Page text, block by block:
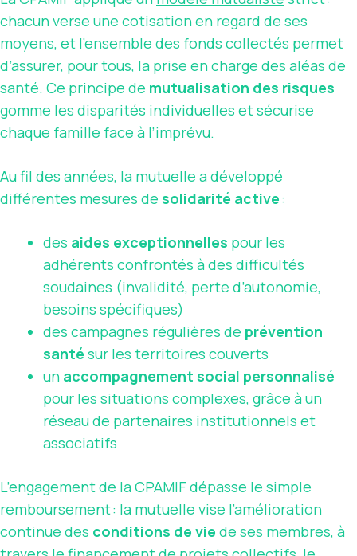
chacun verse une cotisation en regard de ses
moyens, et l’ensemble des fonds collectés permet
d’assurer, pour tous, la prise en charge des aléas de
santé. Ce principe de mutualisation des risques
gomme les disparités individuelles et sécurise
chaque famille face à l’imprévu.
Au fil des années, la mutuelle a développé
différentes mesures de solidarité active:
des aides exceptionnelles pour les
adhérents confrontés à des difficultés
soudaines (invalidité, perte d’autonomie,
besoins spécifiques)
des campagnes régulières de prévention
santé sur les territoires couverts
un accompagnement social personnalisé
pour les situations complexes, grâce à un
réseau de partenaires institutionnels et
associatifs
L’engagement de la CPAMIF dépasse le simple
remboursement : la mutuelle vise l’amélioration
continue des conditions de vie de ses membres, à